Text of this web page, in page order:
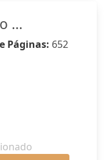
...
Páginas: 652